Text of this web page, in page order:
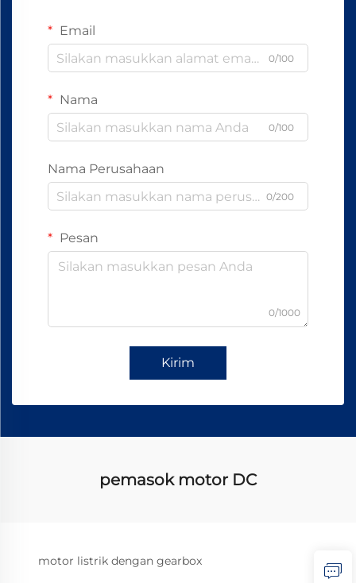
Email
0/100
Nama
0/100
Nama Perusahaan
0/200
Pesan
0/1000
Kirim
pemasok motor DC
motor listrik dengan gearbox